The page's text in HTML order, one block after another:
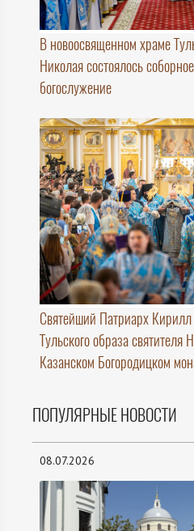
В новоосвященном храме
Николая состоялось
богослужение
Святейший Патриарх Кирилл
Тульского образа святителя
Казанском Богородицком
ПОПУЛЯРНЫЕ НОВОСТИ
08.07.2026